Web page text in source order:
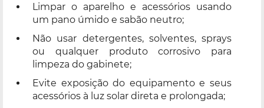
Limpar o aparelho e acessórios usando
um pano úmido e sabão neutro;
Não usar detergentes, solventes, sprays
ou qualquer produto corrosivo para
limpeza do gabinete;
Evite exposição do equipamento e seus
acessórios à luz solar direta e prolongada;